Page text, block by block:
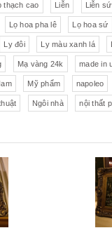
thạch cao Liễn Liễn sứ
Lọ hoa pha lê Lọ hoa sứ
Ly đôi Ly màu xanh lá
Mạ vàng 24k made in
Mỹ phẩm napoleo
Ngôi nhà nội thất